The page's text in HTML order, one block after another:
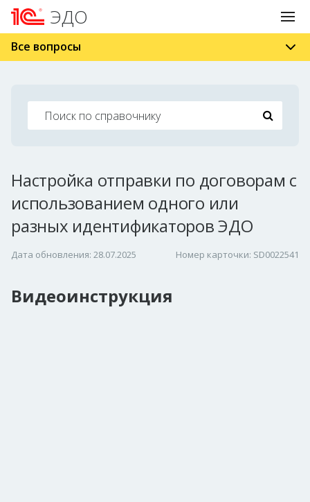
ЭДО
Все вопросы
Настройка отправки по договорам с
использованием одного или
разных идентификаторов ЭДО
Дата обновления: 28.07.2025 Номер карточки: SD0022541
Видеоинструкция